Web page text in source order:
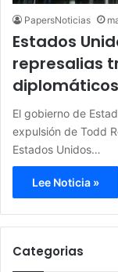
PapersNoticias
Estados
represalias
diplomáticos
El gobierno de
expulsión de Todd
Estados Unidos…
Lee Noticia »
Categorias